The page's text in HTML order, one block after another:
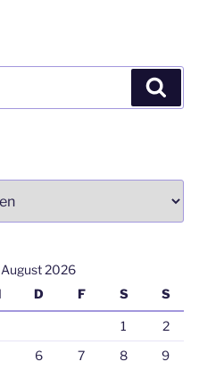
August 2026
D F S S
1
2
6 7 8 9